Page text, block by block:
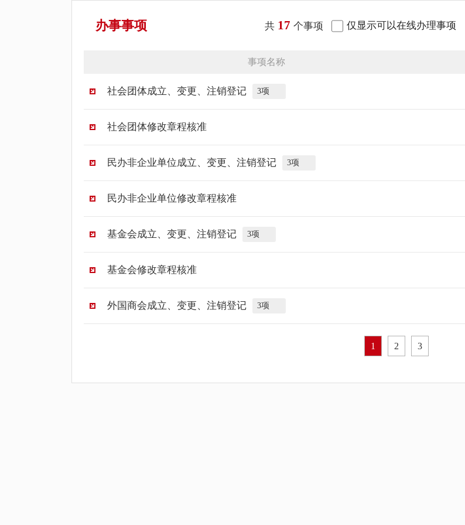
办事事项 仅显示可以在线办理事项
共 17 个事项
事项名称
社会团体成立、变更、注销登记 3项
社会团体修改章程核准
民办非企业单位成立、变更、注销登记 3项
民办非企业单位修改章程核准
基金会成立、变更、注销登记 3项
基金会修改章程核准
外国商会成立、变更、注销登记 3项
1 2 3